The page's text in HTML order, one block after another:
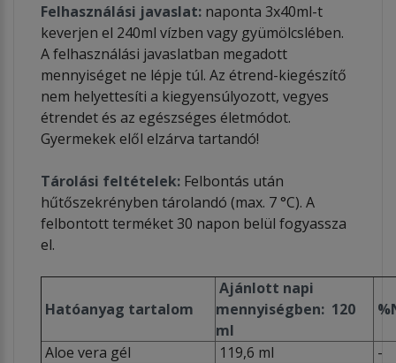
Felhasználási javaslat: naponta 3x40ml-t
keverjen el 240ml vízben vagy gyümölcslében.
A felhasználási javaslatban megadott
mennyiséget ne lépje túl. Az étrend-kiegészítő
nem helyettesíti a kiegyensúlyozott, vegyes
étrendet és az egészséges életmódot.
Gyermekek elől elzárva tartandó!
Tárolási feltételek: Felbontás után
hűtőszekrényben tárolandó (max. 7 °C). A
felbontott terméket 30 napon belül fogyassza
el.
Hatóanyag tartalom
Ajánlott napi
mennyiségben: 120
ml
Aloe vera gél 119,6 ml
-